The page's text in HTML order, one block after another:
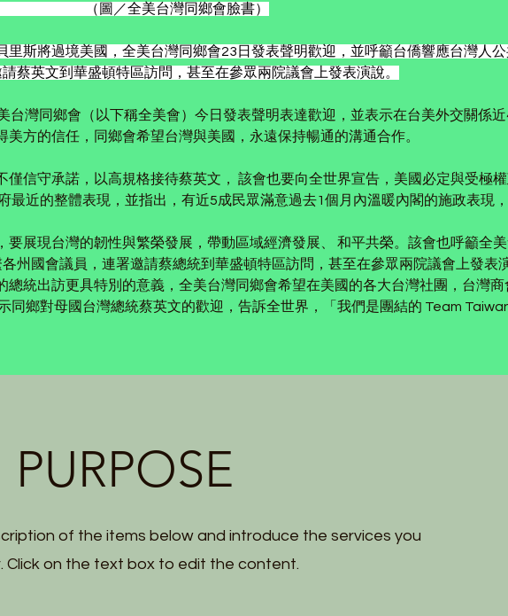
                                                                                                                                                  （圖／全美台灣同鄉會臉書）
斯將過境美國，全美台灣同鄉會23日發表聲明歡迎，並呼籲台僑響應台灣人
蔡英文到華盛頓特區訪問，甚至在參眾兩院議會上發表演說。
台灣同鄉會（以下稱全美會）今日發表聲明表達歡迎，並表示在台美外交關係
方的信任，同鄉會希望台灣與美國，永遠保持暢通的溝通合作。
信守承諾，以高規格接待蔡英文， 該會也要向全世界宣告，美國必定與受極
最近的整體表現，並指出，有近5成民眾滿意過去1個月內溫暖內閣的施政表現
展現台灣的韌性與繁榮發展，帶動區域經濟發展、 和平共榮。該會也呼籲全美
州國會議員，連署邀請蔡總統到華盛頓特區訪問，甚至在參眾兩院議會上發表
統出訪更具特別的意義，全美台灣同鄉會希望在美國的各大台灣社團，台灣商
鄉對母國台灣總統蔡英文的歡迎，告訴全世界，「我們是團結的 Team Taiwan
PURPOSE
of the items below and introduce the services you
Click on the text box to edit the content.